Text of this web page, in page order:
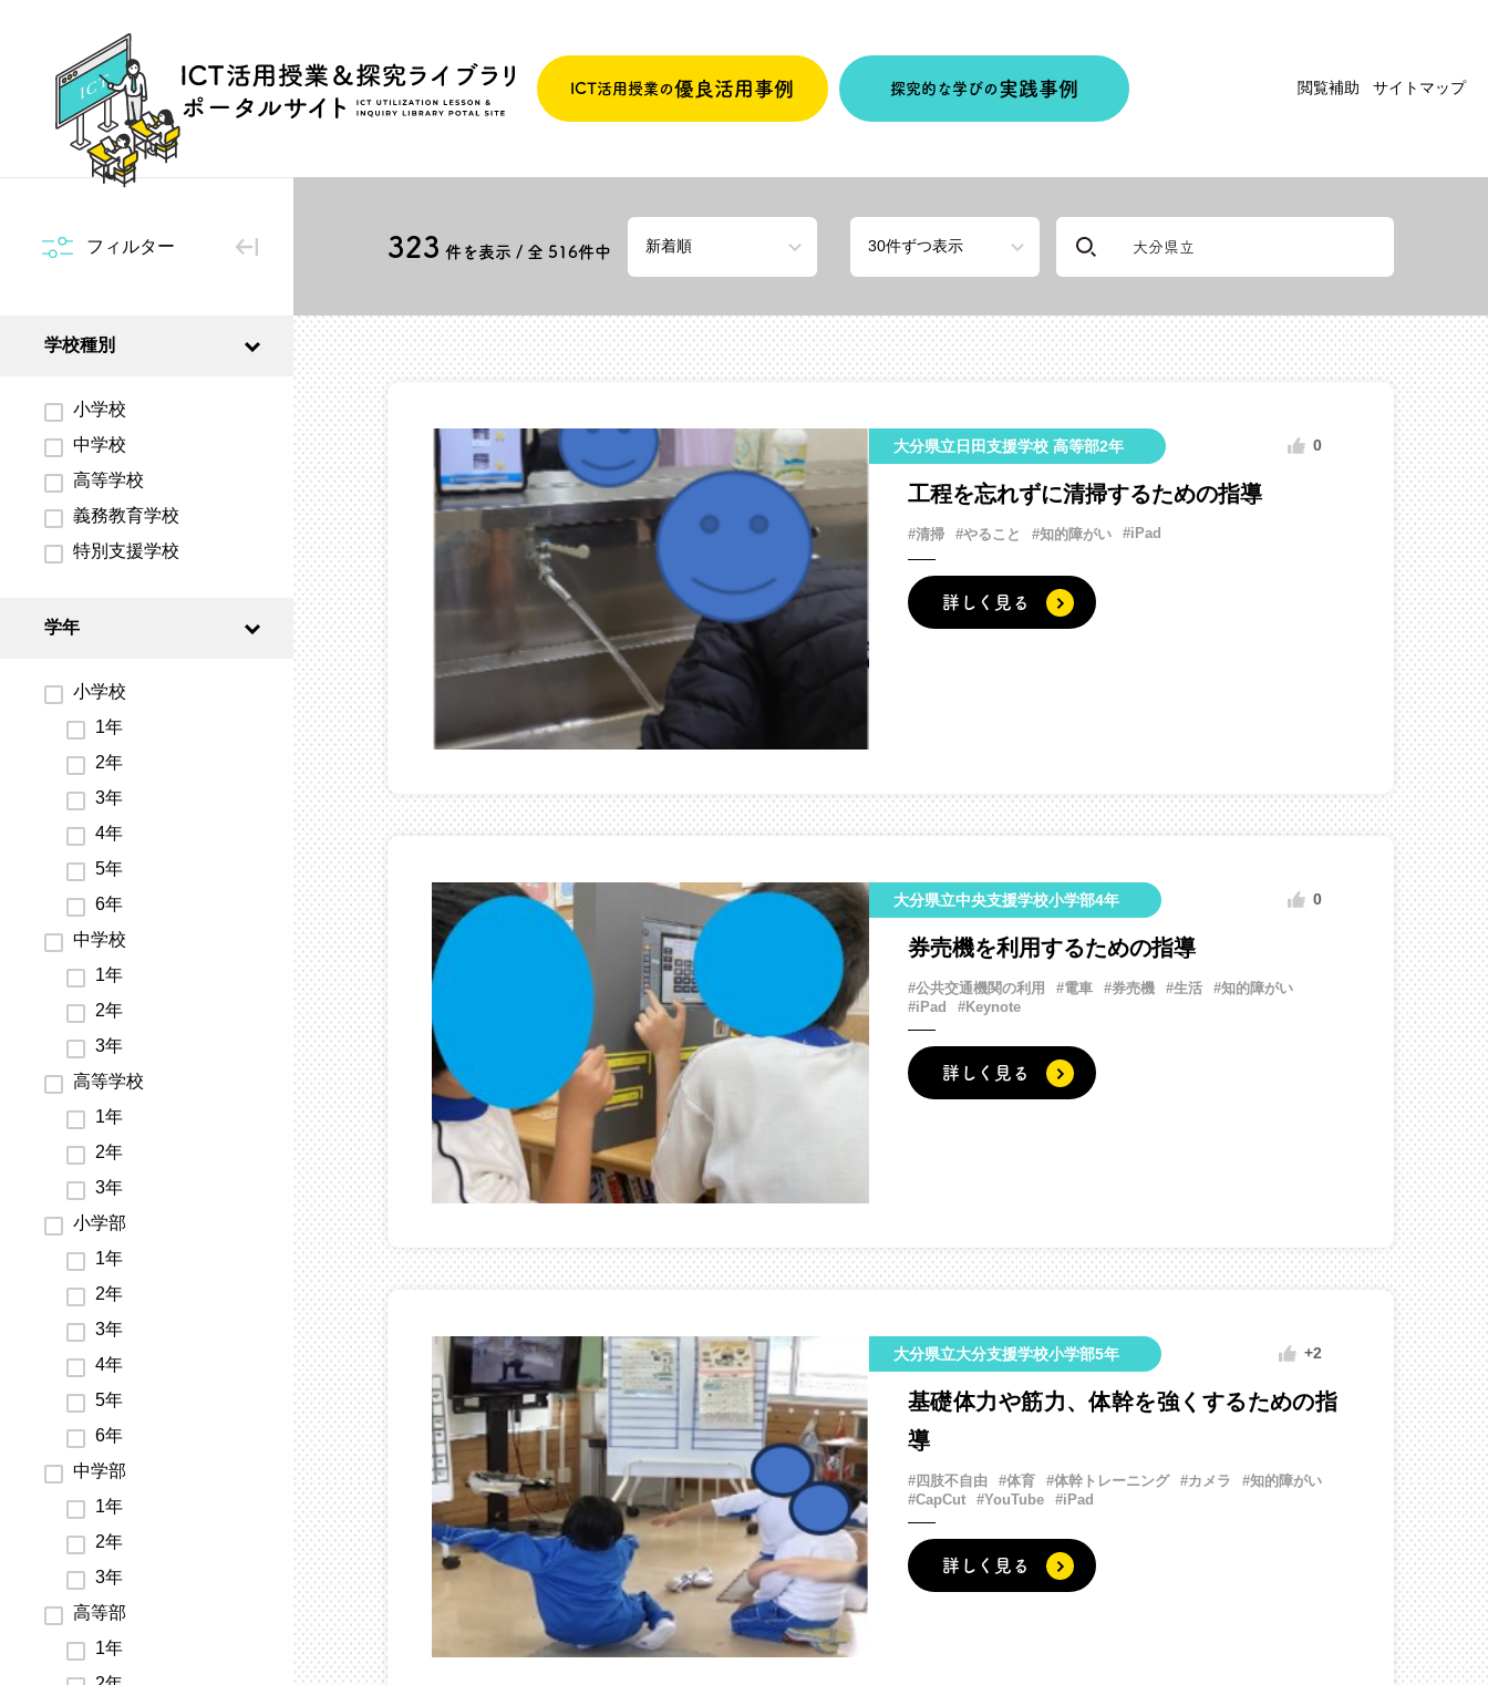
ICT活用授業の優良活用事例 探究的な学びの 実践事例 閲覧補助 サイトマップ
フィルター 323 件を表示 / 全 516件中
学校種別
小学校
中学校
高等学校
義務教育学校
特別支援学校
学年
小学校
1年
2年
3年
4年
5年
6年
中学校
1年
2年
3年
高等学校
1年
2年
3年
小学部
1年
2年
3年
4年
5年
6年
中学部
1年
2年
3年
高等部
1年
大分県立日田支援学校 高等部2年 0
工程を忘れずに清掃するための指導
#清掃 #やること #知的障がい #iPad
詳しく見る
大分県立中央支援学校小学部4年 0
券売機を利用するための指導
#公共交通機関の利用 #電車 #券売機 #生活
#知的障がい
#iPad
#Keynote
詳しく見る
大分県立大分支援学校小学部5年 +2
基礎体力や筋力、体幹を強くするための指
導
#四肢不自由 #体育 #体幹トレーニング #カメラ
#知的障がい
#CapCut
#YouTube #iPad
詳しく見る